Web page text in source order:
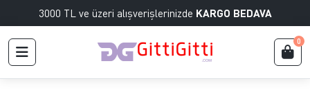
3000 TL ve üzeri alışverişlerinizde KARGO BEDAVA
0